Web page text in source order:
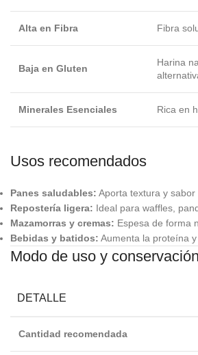
Alta en Fibra Fibra
Baja en Gluten
Harina
Minerales Esenciales Rica en
Usos recomendados
Panes saludables: Aporta textura y sabor
Repostería ligera: Ideal para waffles,
Mazamorras y cremas: Espesa de forma
Bebidas y batidos: Aumenta la proteína
Modo de uso y conservación
DETALLE
Cantidad recomendada